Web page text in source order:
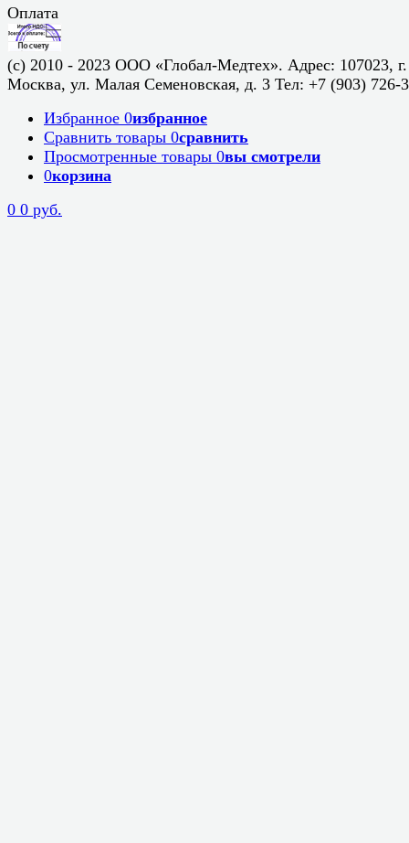
Оплата
(c) 2010 - 2023 ООО «Глобал-Медтех». Адрес: 107023, г.
Москва, ул. Малая Семеновская, д. 3 Тел: +7 (903) 726-
Избранное 0избранное
Сравнить товары 0сравнить
Просмотренные товары 0вы смотрели
0корзина
0 0 руб.